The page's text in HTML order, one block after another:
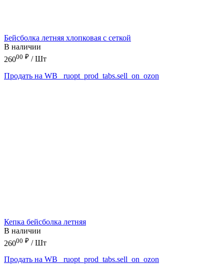
Бейсболка летняя хлопковая с сеткой
В наличии
26000 ₽ / Шт
Продать на WB
_ruopt_prod_tabs.sell_on_ozon
Кепка бейсболка летняя
В наличии
26000 ₽ / Шт
Продать на WB
_ruopt_prod_tabs.sell_on_ozon